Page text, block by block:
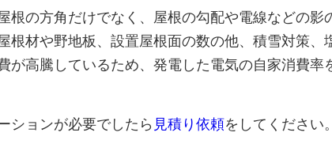
根の方角だけでなく、屋根の勾配や電線などの影
根材や野地板、設置屋根面の数の他、積雪対策、
が高騰しているため、発電した電気の自家消費
ションが必要でしたら 見積り依頼をしてください。